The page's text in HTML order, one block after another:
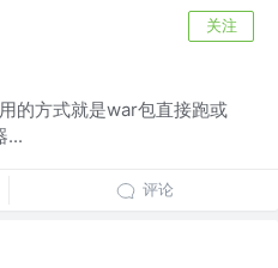
关注
的方式就是war包直接跑或
...
评论